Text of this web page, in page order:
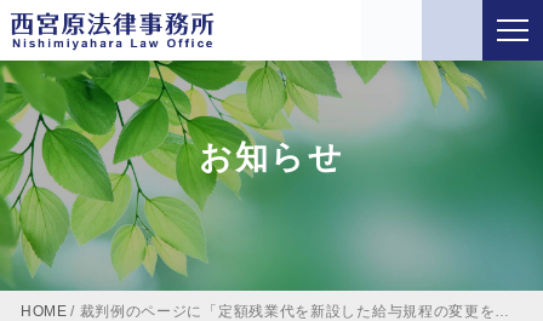
お知らせ
HOME / 裁判例のページに「定額残業代を新設した給与規程の変更を無効とした例」を追加しました